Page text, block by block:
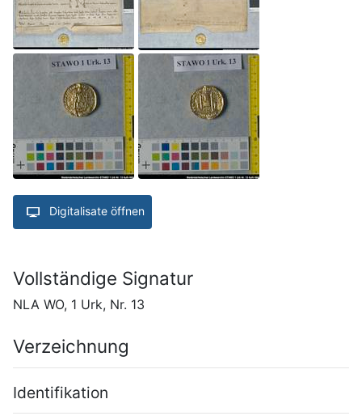
Digitalisate öffnen
Vollständige Signatur
NLA WO, 1 Urk, Nr. 13
Verzeichnung
Identifikation